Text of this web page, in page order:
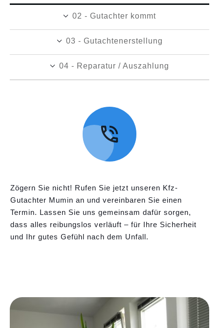
02 - Gutachter kommt
03 - Gutachtenerstellung
04 - Reparatur / Auszahlung
Zögern Sie nicht! Rufen Sie jetzt unseren Kfz-
Gutachter Mumin an und vereinbaren Sie einen
Termin. Lassen Sie uns gemeinsam dafür sorgen,
dass alles reibungslos verläuft – für Ihre Sicherheit
und Ihr gutes Gefühl nach dem Unfall.